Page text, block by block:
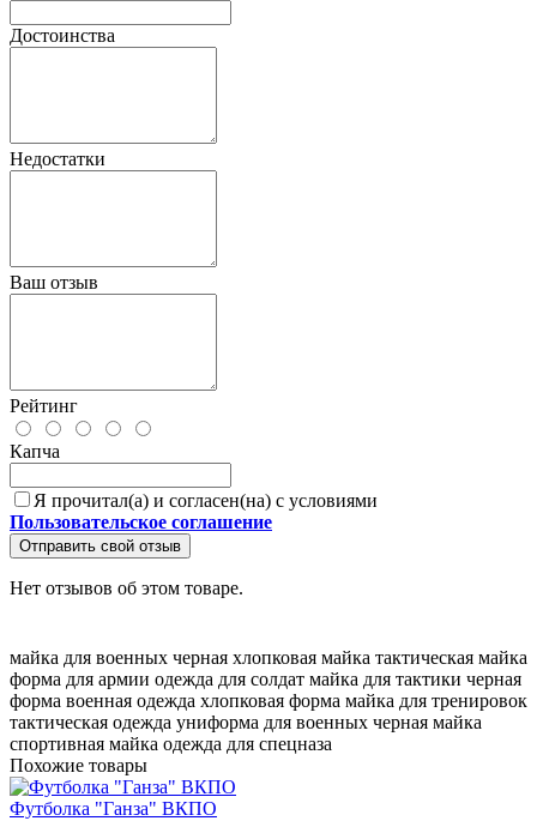
Достоинства
Недостатки
Ваш отзыв
Рейтинг
Капча
Я прочитал(а) и согласен(на) с условиями
Пользовательское соглашение
Отправить свой отзыв
Нет отзывов об этом товаре.
майка для военных черная хлопковая майка тактическая майка
форма для армии одежда для солдат майка для тактики черная
форма военная одежда хлопковая форма майка для тренировок
тактическая одежда униформа для военных черная майка
спортивная майка одежда для спецназа
Похожие товары
Футболка "Ганза" ВКПО